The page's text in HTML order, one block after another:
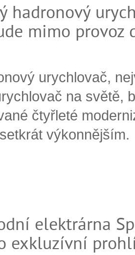
hadronový
mimo provoz
urychlovač,
na světě,
čtyřleté
výkonnějším.
elektrárna
exkluzívní